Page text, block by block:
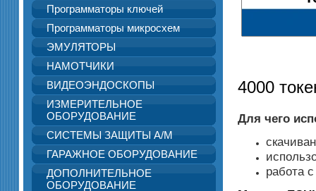
Программаторы ключей
Программаторы микросхем
ЭМУЛЯТОРЫ
НАМОТЧИКИ
ВИДЕОЭНДОСКОПЫ
ИЗМЕРИТЕЛЬНОЕ
ОБОРУДОВАНИЕ
СИСТЕМЫ ЗАЩИТЫ А/М
ГАРАЖНОЕ ОБОРУДОВАНИЕ
ДОПОЛНИТЕЛЬНОЕ
ОБОРУДОВАНИЕ
4000
Для чего
работа